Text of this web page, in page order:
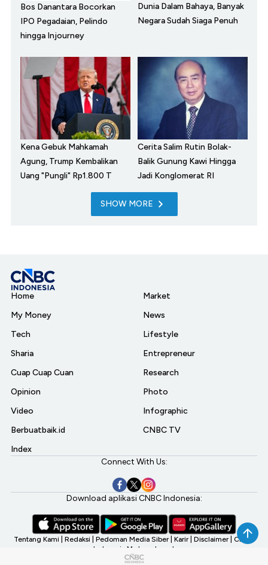
Bos Danantara Bocorkan
IPO Pegadaian, Pelindo
hingga Injourney
Dunia Dalam Bahaya, Banyak
Negara Sudah Siaga Penuh
Kena Gebuk Mahkamah
Agung, Trump Kembalikan
Uang "Pungli" Rp1.800 T
Cerita Salim Rutin Bolak-
Balik Gunung Kawi Hingga
Jadi Konglomerat RI
SHOW MORE
Home
My Money
Tech
Sharia
Cuap Cuap Cuan
Opinion
Video
Berbuatbaik.id
Index
Market
News
Lifestyle
Entrepreneur
Research
Photo
Infographic
CNBC TV
Connect With Us:
Download aplikasi CNBC Indonesia:
Tentang Kami Redaksi Pedoman Media Siber Karir Disclaimer CNBC
Indonesia My Investment
©2026 CNBC Indonesia, A Transmedia Company